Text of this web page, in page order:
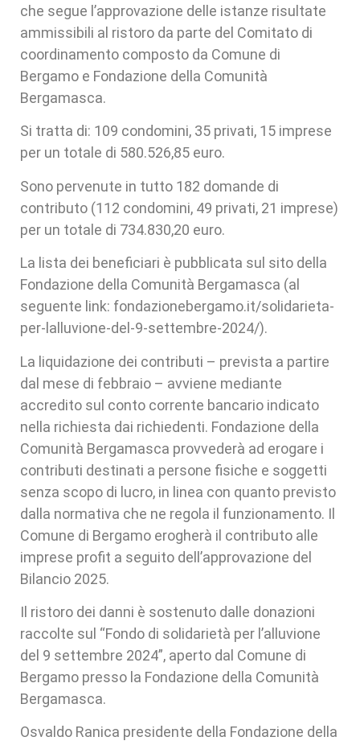
che segue l’approvazione delle istanze risultate
ammissibili al ristoro da parte del Comitato di
coordinamento composto da Comune di
Bergamo e Fondazione della Comunità
Bergamasca.
Si tratta di: 109 condomini, 35 privati, 15 imprese
per un totale di 580.526,85 euro.
Sono pervenute in tutto 182 domande di
contributo (112 condomini, 49 privati, 21 imprese)
per un totale di 734.830,20 euro.
La lista dei beneficiari è pubblicata sul sito della
Fondazione della Comunità Bergamasca (al
seguente link: fondazionebergamo.it/solidarieta-
per-lalluvione-del-9-settembre-2024/).
La liquidazione dei contributi – prevista a partire
dal mese di febbraio – avviene mediante
accredito sul conto corrente bancario indicato
nella richiesta dai richiedenti. Fondazione della
Comunità Bergamasca provvederà ad erogare i
contributi destinati a persone fisiche e soggetti
senza scopo di lucro, in linea con quanto previsto
dalla normativa che ne regola il funzionamento. Il
Comune di Bergamo erogherà il contributo alle
imprese profit a seguito dell’approvazione del
Bilancio 2025.
Il ristoro dei danni è sostenuto dalle donazioni
raccolte sul “Fondo di solidarietà per l’alluvione
del 9 settembre 2024”, aperto dal Comune di
Bergamo presso la Fondazione della Comunità
Bergamasca.
Osvaldo Ranica presidente della Fondazione della